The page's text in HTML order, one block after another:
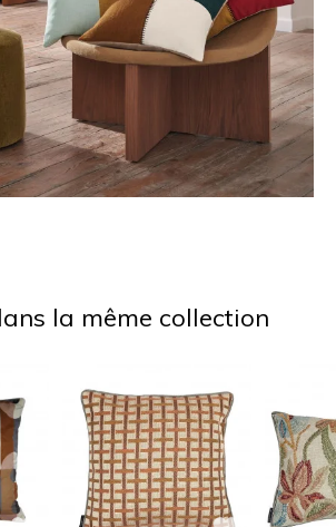
la même collection